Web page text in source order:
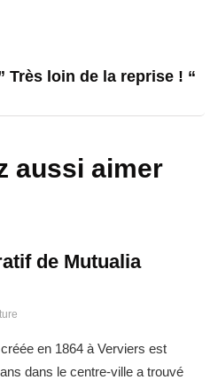
Très loin de la reprise ! “
aussi aimer
de Mutualia
en 1864 à Verviers est
dans le centre-ville a trouvé